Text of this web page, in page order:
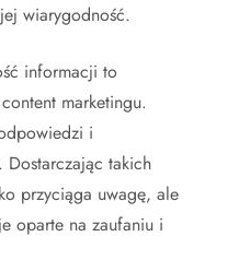
wiarygodność.
informacji to
marketingu.
i
Dostarczając takich
przyciąga uwagę, ale
oparte na zaufaniu i